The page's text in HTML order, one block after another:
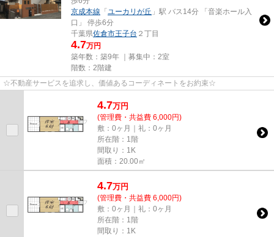
京成本線 「 ユーカリが丘 」駅 バス14分 「音楽ホール入
口」 停歩6分
千葉県佐倉市王子台 ２丁目
4.7万円
築年数：築9年 ｜募集中： 2室
階数：2階建
☆不動産サービスを追求し、価値あるコーディネートをお約束☆
4.7万円
(管理費・共益費 6,000円)
敷：0ヶ月｜礼：0ヶ月
所在階：1階
間取り：1K
面積：20.00㎡
4.7万円
(管理費・共益費 6,000円)
敷：0ヶ月｜礼：0ヶ月
所在階：1階
間取り：1K